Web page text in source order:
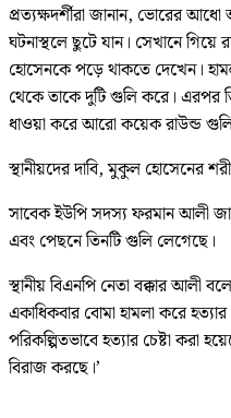
প্রত্যক্ষদর্শীরা জানান, ভোরের
ঘটনাস্থলে ছুটে যান। সেখানে গিয়ে
হোসেনকে পড়ে থাকতে দেখেন।
থেকে তাকে দুটি গুলি করে। এরপর
ধাওয়া করে আরো কয়েক রাউন্ড
স্থানীয়দের দাবি, মুকুল হোসেনের
সাবেক ইউপি সদস্য ফরমান আলী
এবং পেছনে তিনটি গুলি লেগেছে।
স্থানীয় বিএনপি নেতা বক্কার
একাধিকবার বোমা হামলা করে
পরিকল্পিতভাবে হত্যার চেষ্টা করা
বিরাজ করছে।’